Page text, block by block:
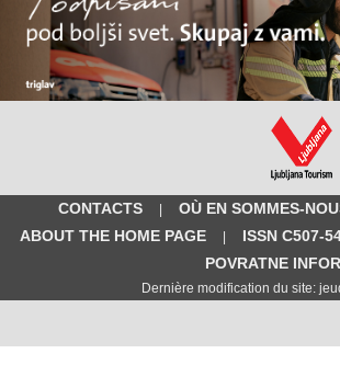
CONTACTS | OÙ EN SOMMES-
ABOUT THE HOME PAGE
| ISSN C507-
POVRATNE
Dernière modification du site: